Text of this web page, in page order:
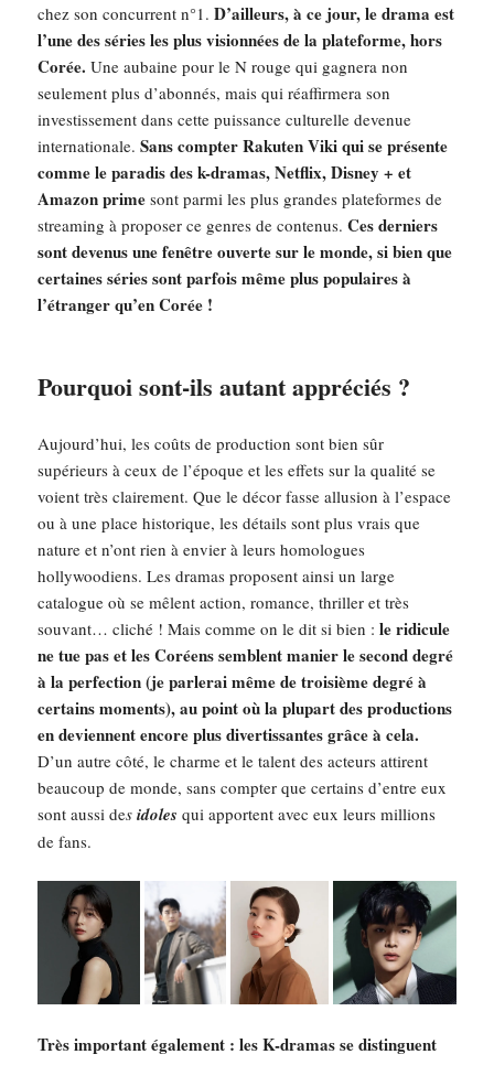
chez son concurrent n°1.D’ailleurs, à ce jour, le drama est
l’une des séries les plus visionnées de la plateforme, hors
Corée. Une aubaine pour le N rouge qui gagnera non
seulement plus d’abonnés, mais qui réaffirmera son
investissement dans cette puissance culturelle devenue
internationale.Sans compter Rakuten Viki qui se présente
comme le paradis des k-dramas, Netflix, Disney + et
Amazon prime sont parmi les plus grandes plateformes de
streaming à proposer ce genres de contenus.Ces derniers
sont devenus une fenêtre ouverte sur le monde, si bien que
certaines séries sont parfois même plus populaires à
l’étranger qu’en Corée !
Pourquoi sont-ils autant appréciés ?
Aujourd’hui, les coûts de production sont bien sûr
supérieurs à ceux de l’époque et les effets sur la qualité se
voient très clairement. Que le décor fasse allusion à l’espace
ou à une place historique, les détails sont plus vrais que
nature et n’ont rien à envier à leurs homologues
hollywoodiens. Les dramas proposent ainsi un large
catalogue où se mêlent action, romance, thriller et très
souvant… cliché ! Mais comme on le dit si bien :le ridicule
ne tue pas et les Coréens semblent manier le second degré
à la perfection (je parlerai même de troisième degré à
certains moments), au point où la plupart des productions
en deviennent encore plus divertissantes grâce à cela.
D’un autre côté, le charme et le talent des acteurs attirent
beaucoup de monde, sans compter que certains d’entre eux
sont aussi desidolesqui apportent avec eux leurs millions
de fans.
Très important également : les K-dramas se distinguent